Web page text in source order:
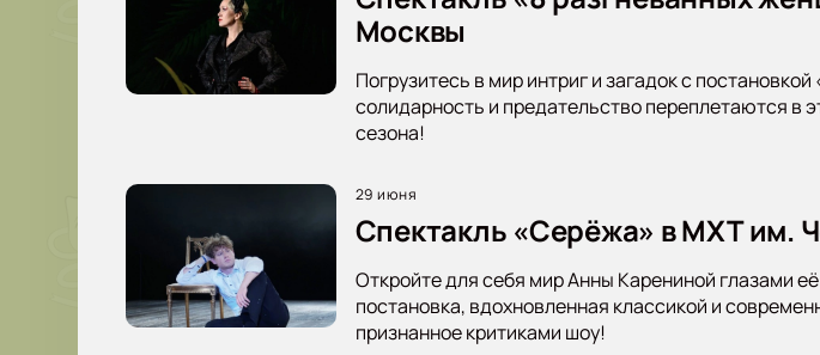
Москвы
Погрузитесь в мир интриг и загадок с
солидарность и предательство переплетаются в
сезона!
29 июня
Спектакль «Серёжа» в МХТ им.
Откройте для себя мир Анны Карениной глазами
постановка, вдохновленная классикой и
признанное критиками шоу!